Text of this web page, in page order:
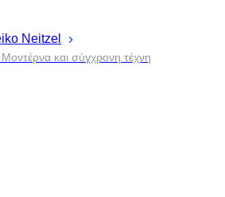
Neitzel
Μοντέρνα και σύγχρονη τέχνη